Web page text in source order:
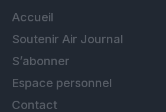
Accueil
Soutenir Air Journal
S’abonner
Espace personnel
Contact